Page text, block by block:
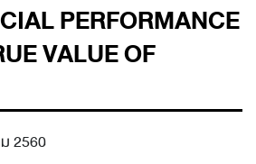
PERFORMANCE
VALUE OF
2560